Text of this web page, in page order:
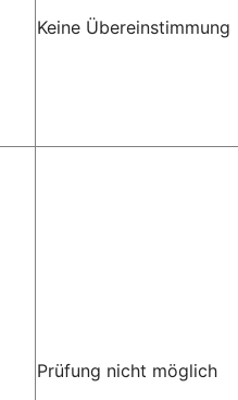
Keine Übereinstimmung
Prüfung nicht möglich